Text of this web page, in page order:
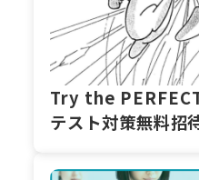
Try the
テスト対策無料招